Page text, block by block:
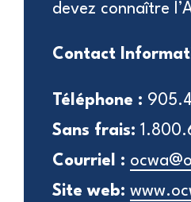
devez connaître
Contact
Téléphone :
Sans frais:
Courriel :
Site web: